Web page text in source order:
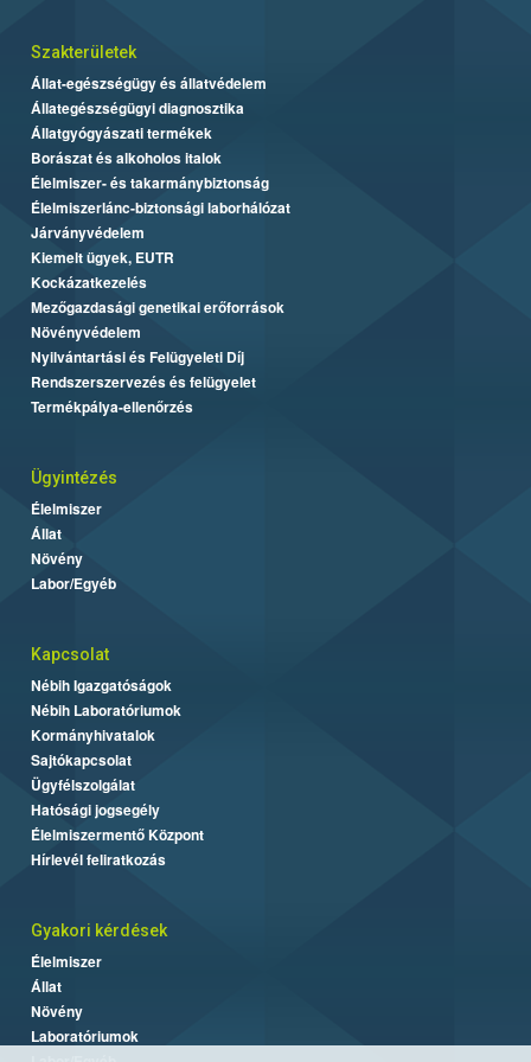
Szakterületek
Állat-egészségügy és állatvédelem
Állategészségügyi diagnosztika
Állatgyógyászati termékek
Borászat és alkoholos italok
Élelmiszer- és takarmánybiztonság
Élelmiszerlánc-biztonsági laborhálózat
Járványvédelem
Kiemelt ügyek, EUTR
Kockázatkezelés
Mezőgazdasági genetikai erőforrások
Növényvédelem
Nyilvántartási és Felügyeleti Díj
Rendszerszervezés és felügyelet
Termékpálya-ellenőrzés
Ügyintézés
Élelmiszer
Állat
Növény
Labor/Egyéb
Kapcsolat
Nébih Igazgatóságok
Nébih Laboratóriumok
Kormányhivatalok
Sajtókapcsolat
Ügyfélszolgálat
Hatósági jogsegély
Élelmiszermentő Központ
Hírlevél feliratkozás
Gyakori kérdések
Élelmiszer
Állat
Növény
Laboratóriumok